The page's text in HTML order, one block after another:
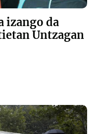
izango da
Untzagan